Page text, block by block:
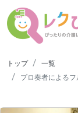
トップ
一覧
プロ奏者による